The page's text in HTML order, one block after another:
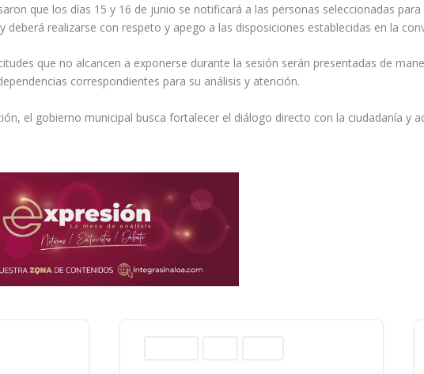
que los días 15 y 16 de junio se notificará a las personas seleccionadas
deberá realizarse con respeto y apego a las disposiciones establecidas en la
que no alcancen a exponerse durante la sesión serán presentadas de
correspondientes para su análisis y atención.
el gobierno municipal busca fortalecer el diálogo directo con la ciudadanía y